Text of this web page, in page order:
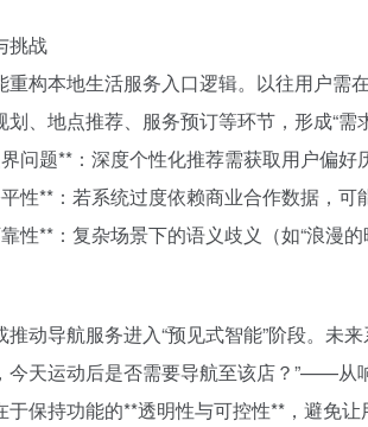
挑战
重构本地生活服务入口逻辑。以往用户需
划、地点推荐、服务预订等环节，形成“需
问题**：深度个性化推荐需获取用户偏好
性**：若系统过度依赖商业合作数据，可
性**：复杂场景下的语义歧义（如“浪漫
推动导航服务进入“预见式智能”阶段。未
今天运动后是否需要导航至该店？”——从
保持功能的**透明性与可控性**，避免让